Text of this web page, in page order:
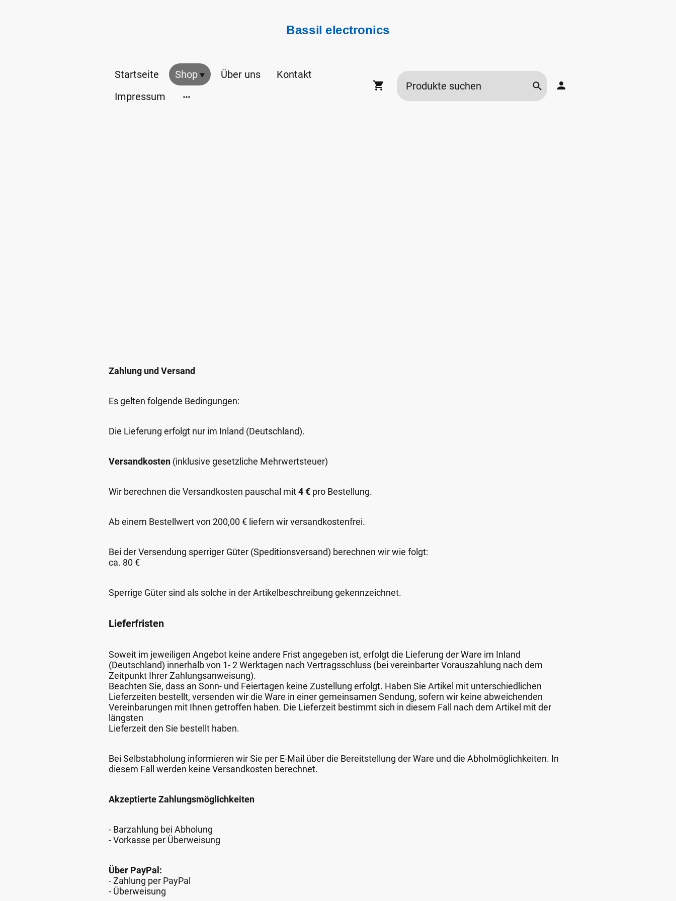
Bassil electronics
Startseite Shop Über uns
Kontakt
Impressum
Zahlung und Versand
Es gelten folgende Bedingungen:
Die Lieferung erfolgt nur im Inland (Deutschland).
Versandkosten (inklusive gesetzliche Mehrwertsteuer)
Wir berechnen die Versandkosten pauschal mit4 € pro Bestellung.
Ab einem Bestellwert von 200,00 € liefern wir versandkostenfrei.
Bei der Versendung sperriger Güter (Speditionsversand) berechnen wir wie folgt:
ca. 80 €
Sperrige Güter sind als solche in der Artikelbeschreibung gekennzeichnet.
Lieferfristen
Soweit im jeweiligen Angebot keine andere Frist angegeben ist, erfolgt die Lieferung der Ware im Inland
(Deutschland) innerhalb von 1- 2 Werktagen nach Vertragsschluss (bei vereinbarter Vorauszahlung nach dem
Zeitpunkt Ihrer Zahlungsanweisung).
Beachten Sie, dass an Sonn- und Feiertagen keine Zustellung erfolgt. Haben Sie Artikel mit unterschiedlichen
Lieferzeiten bestellt, versenden wir die Ware in einer gemeinsamen Sendung, sofern wir keine abweichenden
Vereinbarungen mit Ihnen getroffen haben. Die Lieferzeit bestimmt sich in diesem Fall nach dem Artikel mit der
längsten
Lieferzeit den Sie bestellt haben.
Bei Selbstabholung informieren wir Sie per E-Mail über die Bereitstellung der Ware und die Abholmöglichkeiten. In
diesem Fall werden keine Versandkosten berechnet.
Akzeptierte Zahlungsmöglichkeiten
- Barzahlung bei Abholung
- Vorkasse per Überweisung
Über PayPal:
- Zahlung per PayPal
- Überweisung